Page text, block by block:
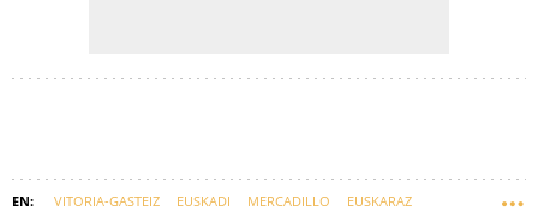
VITORIA-GASTEIZ EUSKADI MERCADILLO EUSKARAZ